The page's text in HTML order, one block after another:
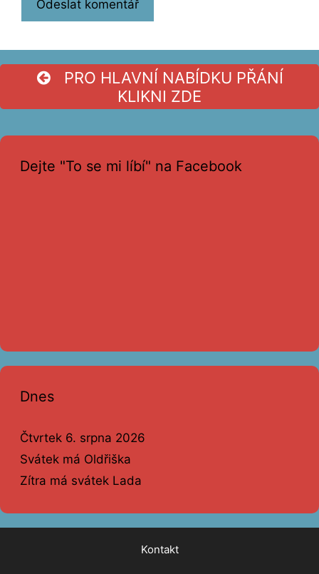
PRO HLAVNÍ NABÍDKU PŘÁNÍ
KLIKNI ZDE
Dejte "To se mi líbí" na Facebook
Dnes
Čtvrtek 6. srpna 2026
Svátek má Oldřiška
Zítra má svátek Lada
Kontakt